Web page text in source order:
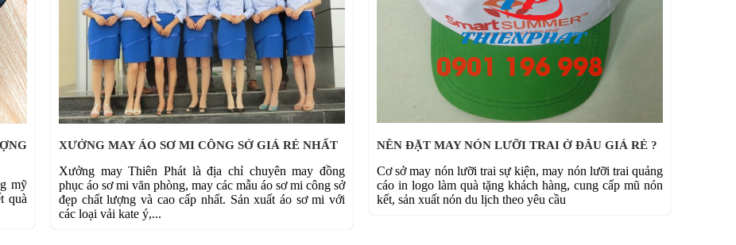
mỹ
quà
XƯỞNG MAY ÁO SƠ MI CÔNG SỞ GIÁ RẺ NHẤT
Xưởng may Thiên Phát là địa chỉ chuyên may đồng
phục áo sơ mi văn phòng, may các mẫu áo sơ mi công sở
đẹp chất lượng và cao cấp nhất. Sản xuất áo sơ mi với
các loại vải kate ý,...
NÊN ĐẶT MAY NÓN LƯỠI TRAI Ở ĐÂU GIÁ RẺ ?
Cơ sở may nón lưỡi trai sự kiện, may nón lưỡi trai quảng
cáo in logo làm quà tặng khách hàng, cung cấp mũ nón
kết, sản xuất nón du lịch theo yêu cầu